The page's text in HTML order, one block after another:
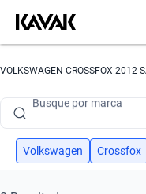
VOLKSWAGEN CROSSFOX 2012
Busque por modelo
Busque por versão
Volkswagen Crossfox